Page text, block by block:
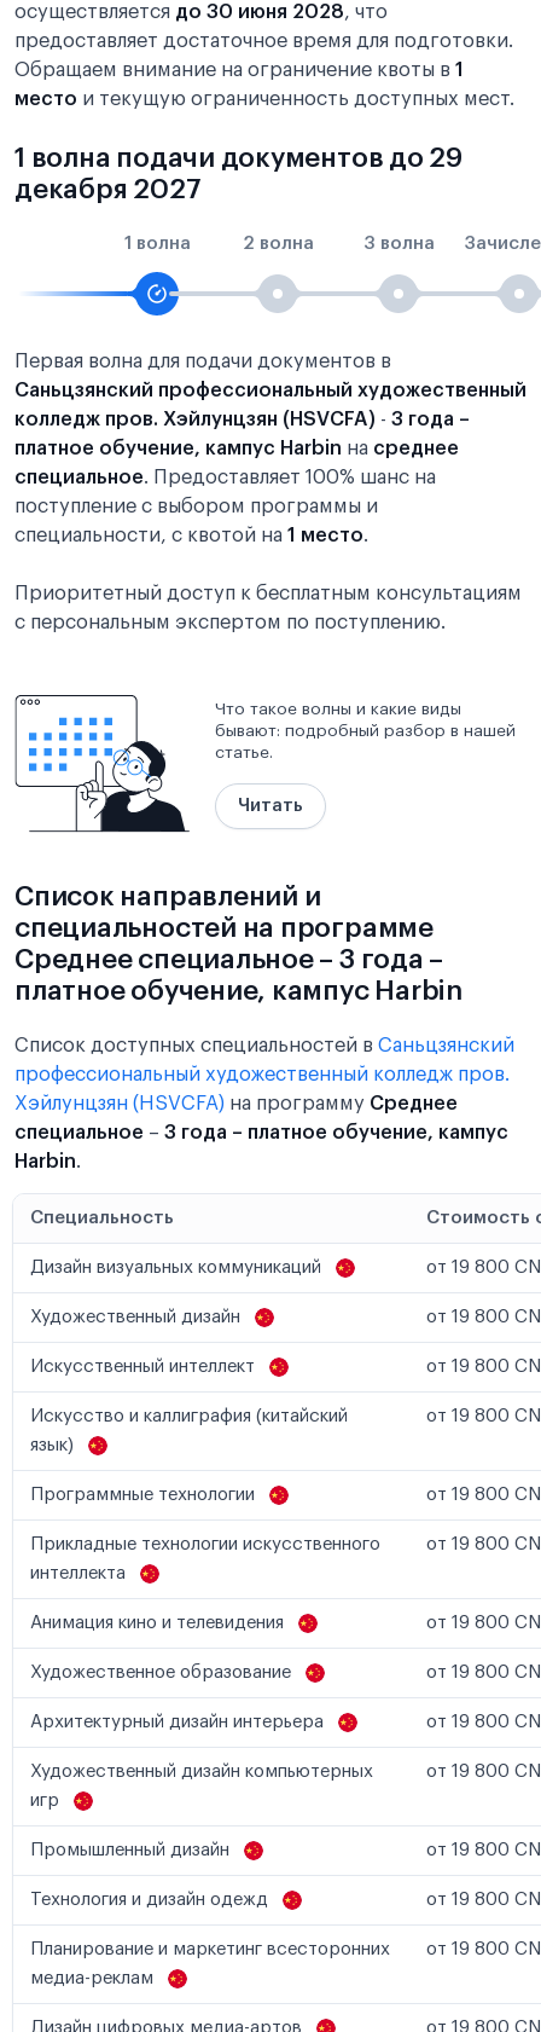
осуществляется до 30 июня 2028, что
предоставляет достаточное время для подготовки.
Обращаем внимание на ограничение квоты в 1
место и текущую ограниченность доступных мест.
1 волна подачи документов до 29
декабря 2027
1 волна 2 волна 3 волна
Первая волна для подачи документов в
Саньцзянский профессиональный художественный
колледж пров. Хэйлунцзян (HSVCFA) - 3 года –
платное обучение, кампус Harbin на среднее
специальное. Предоставляет 100% шанс на
поступление с выбором программы и
специальности, с квотой на 1 место.
Приоритетный доступ к бесплатным консультациям
с персональным экспертом по поступлению.
Что такое волны и какие виды
бывают: подробный разбор в нашей
статье.
Читать
Список направлений и
специальностей на программе
Среднее специальное – 3 года –
платное обучение, кампус Harbin
Список доступных специальностей в Саньцзянский
профессиональный художественный колледж пров.
Хэйлунцзян (HSVCFA) на программу Среднее
специальное – 3 года – платное обучение, кампус
Harbin.
Специальность Стоимость
Дизайн визуальных коммуникаций от 19 800
Художественный дизайн от 19 800
Искусственный интеллект от 19 800
Искусство и каллиграфия (китайский
язык)
от 19 800
Программные технологии от 19 800
Прикладные технологии искусственного
интеллекта
от 19 800
Анимация кино и телевидения от 19 800
Художественное образование от 19 800
Архитектурный дизайн интерьера от 19 800
Художественный дизайн компьютерных
игр
от 19 800
Промышленный дизайн от 19 800
Технология и дизайн одежд от 19 800
Планирование и маркетинг всесторонних
медиа-реклам
от 19 800
Дизайн цифровых медиа-артов от 19 800